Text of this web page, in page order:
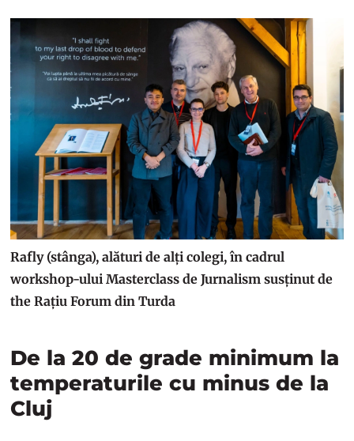
Rafly (stânga), alături de alți colegi, în cadrul
workshop-ului Masterclass de Jurnalism susținut de
the Rațiu Forum din Turda
De la 20 de grade minimum la
temperaturile cu minus de la
Cluj